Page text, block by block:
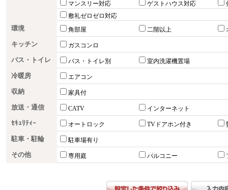
マンスリー対応
ゲストハウス対応
敷礼ゼロゼロ対応
環境 角部屋 二階以上
キッチン ガスコンロ
バス・トイレ バス・トイレ別 室内洗濯機置場
冷暖房 エアコン
収納 家具付
放送・通信 CATV インターネット
ｾｷｭﾘﾃｨｰ オートロック TVドアホン付き
駐車・駐輪 駐車場有り
その他 専用庭 バルコニー